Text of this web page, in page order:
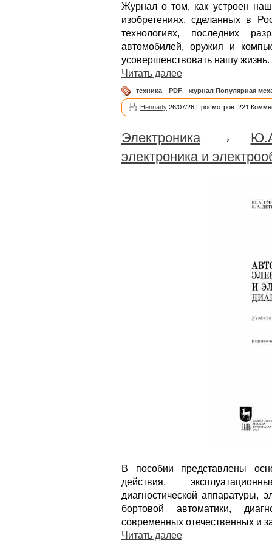
Журнал о том, как устроен
изобретениях, сделанных в
технологиях, последних
автомобилей, оружия и
усовершенствовать нашу жизнь.
Читать далее
техника PDF журнал Популярная
Hennady 26/07/26 Просмотров: 221
Электроника →
электроника и
В пособии представлены
действия,
диагностической аппаратуры,
бортовой автоматики,
современных отечественных и
Читать далее